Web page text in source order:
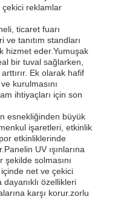
reklamlar
ticaret fuarı
tanıtım standları
hizmet eder.Yumuşak
bir tuval sağlarken,
Ek olarak hafif
kurulmasını
ihtiyaçları için son
esnekliğinden büyük
işaretleri, etkinlik
etkinliklerinde
UV ışınlarına
şekilde solmasını
içinde net ve çekici
dayanıklı özellikleri
karşı korur.zorlu